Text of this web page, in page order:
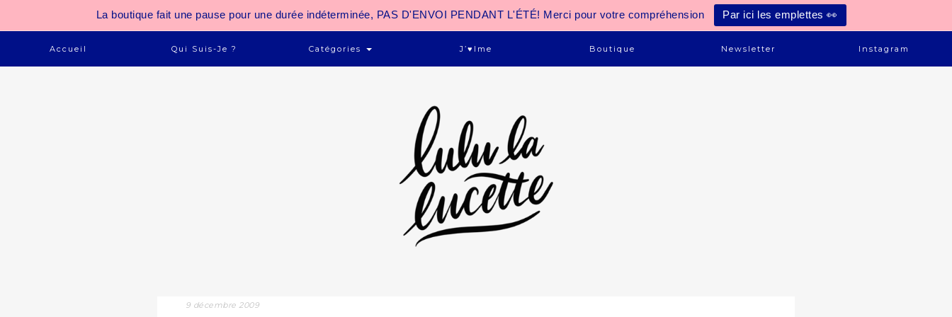
La boutique fait une pause pour une durée indéterminée, PAS D'ENVOI PENDANT L'ÉTÉ! Merci pour votre compréhension Par ici les emplettes 👀
Accueil Qui Suis-Je ? Catégories J’♥ime Boutique Newsletter Instagram
9 décembre 2009